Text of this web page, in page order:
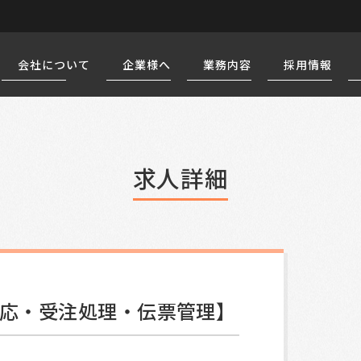
会社について 企業様へ 業務内容 採用情報
求人詳細
受注処理・伝票管理】